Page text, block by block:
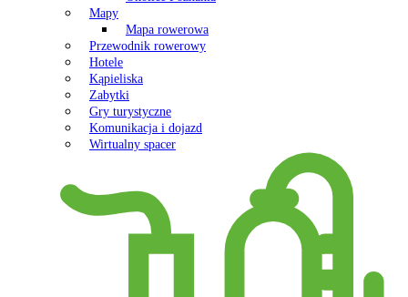
Mapy
Mapa rowerowa
Przewodnik rowerowy
Hotele
Kąpieliska
Zabytki
Gry turystyczne
Komunikacja i dojazd
Wirtualny spacer